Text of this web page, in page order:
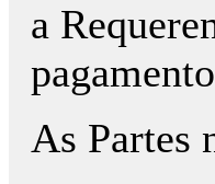
a
As Partes